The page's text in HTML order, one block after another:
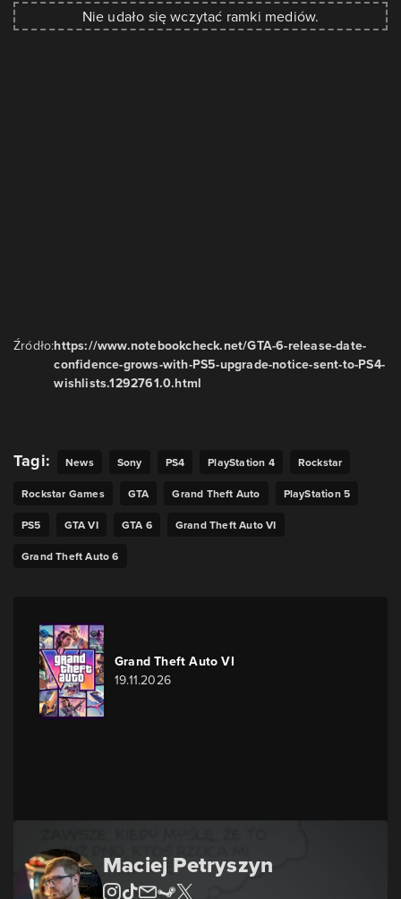
Nie udało się wczytać ramki mediów.
Źródło:https://www.notebookcheck.net/GTA-6-release-date-
confidence-grows-with-PS5-upgrade-notice-sent-to-PS4-
wishlists.1292761.0.html
Tagi: News Sony PS4 PlayStation 4 Rockstar
Rockstar Games GTA Grand Theft Auto PlayStation 5
PS5 GTA VI GTA 6 Grand Theft Auto VI
Grand Theft Auto 6
Maciej Petryszyn
Grand Theft Auto VI
19.11.2026